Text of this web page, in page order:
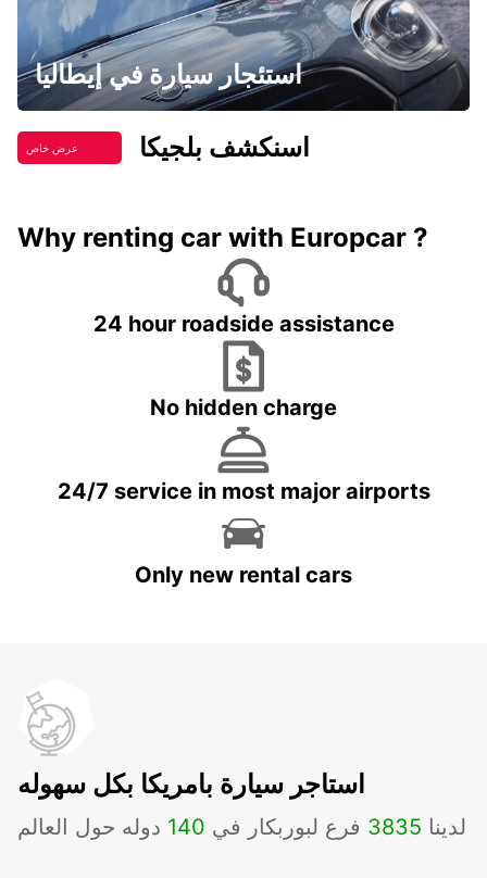
استئجار سيارة في إيطاليا
عرض خاص اسنكشف بلجيكا
Why renting car with Europcar ?
24 hour roadside assistance
No hidden charge
24/7 service in most major airports
Only new rental cars
استاجر سيارة بامريكا بكل سهوله
لدينا 3835 فرع لبوربكار في 140 دوله حول العالم